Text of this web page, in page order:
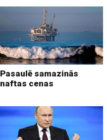
Pasaulē samazinās
naftas cenas